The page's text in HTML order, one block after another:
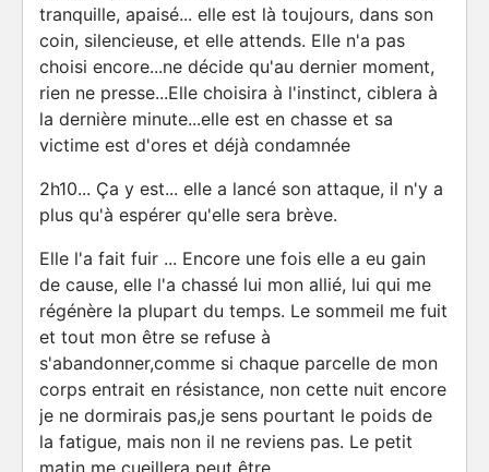
tranquille, apaisé... elle est là toujours, dans son
coin, silencieuse, et elle attends. Elle n'a pas
choisi encore...ne décide qu'au dernier moment,
rien ne presse...Elle choisira à l'instinct, ciblera à
la dernière minute...elle est en chasse et sa
victime est d'ores et déjà condamnée
2h10... Ça y est... elle a lancé son attaque, il n'y a
plus qu'à espérer qu'elle sera brève.
Elle l'a fait fuir ... Encore une fois elle a eu gain
de cause, elle l'a chassé lui mon allié, lui qui me
régénère la plupart du temps. Le sommeil me fuit
et tout mon être se refuse à
s'abandonner,comme si chaque parcelle de mon
corps entrait en résistance, non cette nuit encore
je ne dormirais pas,je sens pourtant le poids de
la fatigue, mais non il ne reviens pas. Le petit
matin me cueillera peut être.